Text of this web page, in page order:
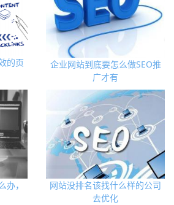
的页
企业网站到底要怎么做SEO推
广才有
办，
网站没排名该找什么样的公司
去优化